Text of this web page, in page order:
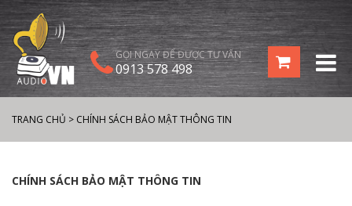
GỌI NGAY ĐỂ ĐƯỢC TƯ VẤN
0913 578 498
TRANG CHỦ > CHÍNH SÁCH BẢO MẬT THÔNG TIN
CHÍNH SÁCH BẢO MẬT THÔNG TIN